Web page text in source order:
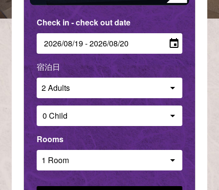
Check in - check out date
Number of guests per room
Rooms